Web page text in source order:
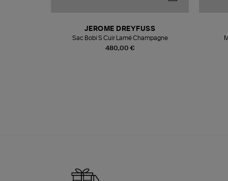
480,00 €
JEROME DREYFUSS
Sac Bobi S Cuir Lamé Champagne